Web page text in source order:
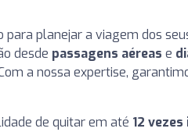
para planejar a viagem dos
desde passagens aéreas e
a nossa expertise,
de quitar em até 12